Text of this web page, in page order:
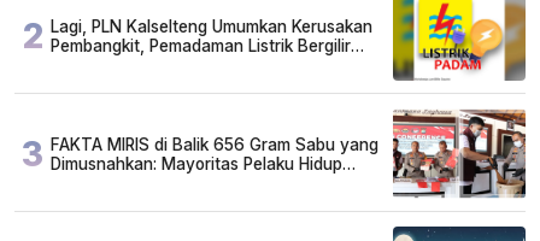
2 Lagi, PLN Kalselteng Umumkan Kerusakan
Pembangkit, Pemadaman Listrik Bergilir
3 FAKTA MIRIS di Balik 656 Gram Sabu yang
Dimusnahkan: Mayoritas Pelaku Hidup